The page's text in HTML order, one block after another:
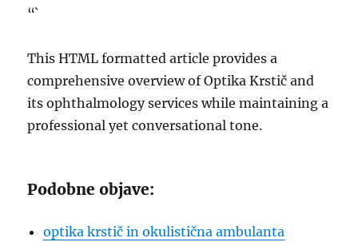
“`
This HTML formatted article provides a
comprehensive overview of Optika Krstič and
its ophthalmology services while maintaining a
professional yet conversational tone.
Podobne objave:
optika krstič in okulistična ambulanta